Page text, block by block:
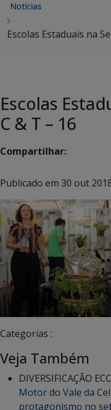
Notícias
Escolas Estaduais na
Escolas
C & T – 16
Compartilhar:
Publicado em 30 out
Categorias :
Veja Também
DIVERSIFICAÇÃO
Motor do Vale da
protagonismo no